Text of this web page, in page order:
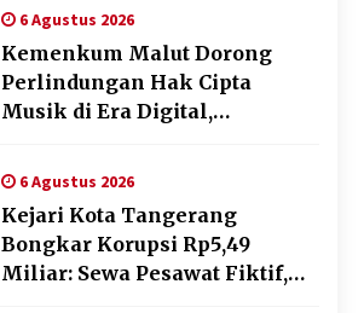
6 Agustus 2026
Kemenkum Malut Dorong
Perlindungan Hak Cipta
Musik di Era Digital,
Gratis dan Penguatan Royalti
6 Agustus 2026
Kejari Kota Tangerang
Bongkar Korupsi Rp5,49
Miliar: Sewa Pesawat Fiktif,